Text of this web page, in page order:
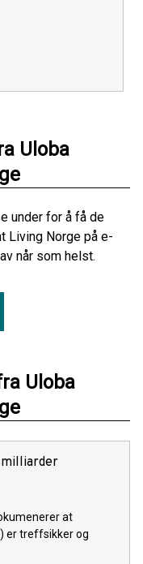
Uloba
under for å få de
Living Norge på e-
når som helst.
Uloba
milliarder
at
er treffsikker og